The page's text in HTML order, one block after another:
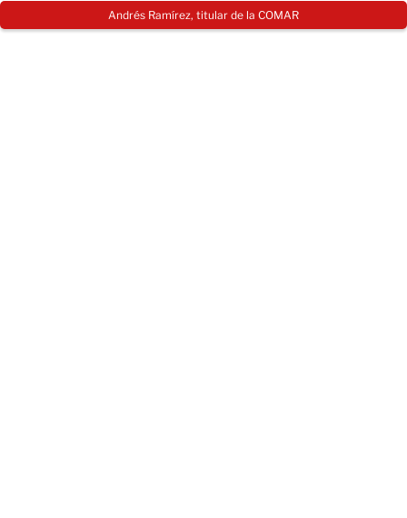
Andrés Ramírez, titular de la COMAR